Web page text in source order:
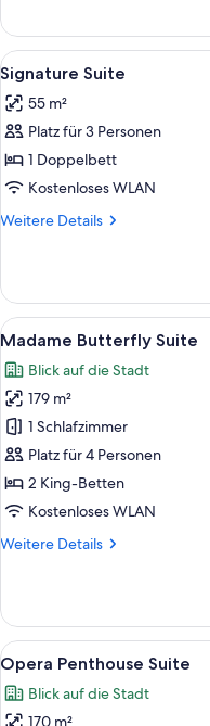
Zimmer
Alle
Fotos
für
Signature
Suite
anzeigen
7
Signature Suite
55 m²
Platz für 3 Personen
1 Doppelbett
Kostenloses WLAN
Weitere Details
Weitere
Suite
Alle
Fotos
für
Madame
Butterfly
Suite
anzeigen
8
Madame Butterfly Suite
Blick auf die Stadt
179 m²
1 Schlafzimmer
Platz für 4 Personen
2 King-Betten
Kostenloses WLAN
Weitere Details
Weitere
Butterfly
Suite
Alle
Fotos
für
5
Opera Penthouse Suite
Blick auf die Stadt
170 m²